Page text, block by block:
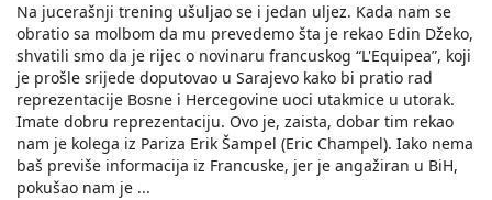
Na jucerašnji trening ušuljao se i jedan uljez. Kada nam se
obratio sa molbom da mu prevedemo šta je rekao Edin Džeko,
shvatili smo da je rijec o novinaru francuskog “L'Equipea”, koji
je prošle srijede doputovao u Sarajevo kako bi pratio rad
reprezentacije Bosne i Hercegovine uoci utakmice u utorak.
Imate dobru reprezentaciju. Ovo je, zaista, dobar tim rekao
nam je kolega iz Pariza Erik Šampel (Eric Champel). Iako nema
baš previše informacija iz Francuske, jer je angažiran u BiH,
pokušao nam je ...